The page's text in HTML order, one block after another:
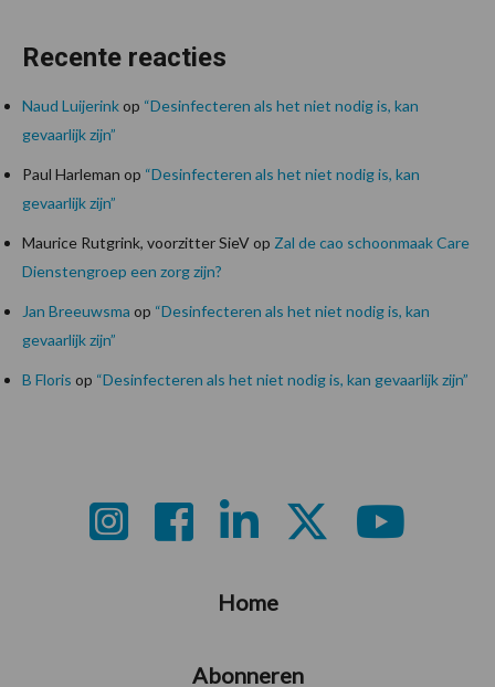
Recente reacties
Naud Luijerinkop “Desinfecteren als het niet nodig is, kan
gevaarlijk zijn”
Paul Harleman op “Desinfecteren als het niet nodig is, kan
gevaarlijk zijn”
Maurice Rutgrink, voorzitter SieVop Zal de cao schoonmaak Care
Dienstengroep een zorg zijn?
Jan Breeuwsma op “Desinfecteren als het niet nodig is, kan
gevaarlijk zijn”
B Floris op “Desinfecteren als het niet nodig is, kan gevaarlijk zijn”
Home
Abonneren